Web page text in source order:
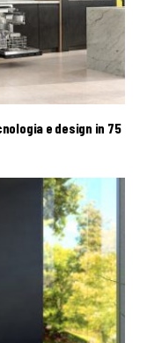
e design in 75